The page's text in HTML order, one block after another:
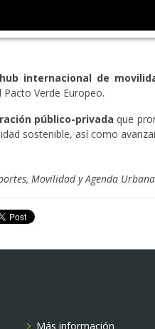
hub internacional de
Verde Europeo.
público-privada que
sostenible, así como
Movilidad y Agenda Urbana
Más información